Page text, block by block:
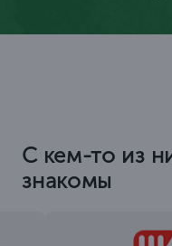
С кем-то из
знакомы